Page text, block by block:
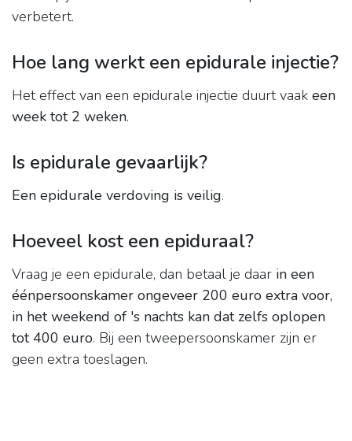
verbetert.
Hoe lang werkt een epidurale injectie?
Het effect van een epidurale injectie duurt vaak een
week tot 2 weken.
Is epidurale gevaarlijk?
Een epidurale verdoving is veilig.
Hoeveel kost een epiduraal?
Vraag je een epidurale, dan betaal je daar in een
éénpersoonskamer ongeveer 200 euro extra voor,
in het weekend of 's nachts kan dat zelfs oplopen
tot 400 euro. Bij een tweepersoonskamer zijn er
geen extra toeslagen.